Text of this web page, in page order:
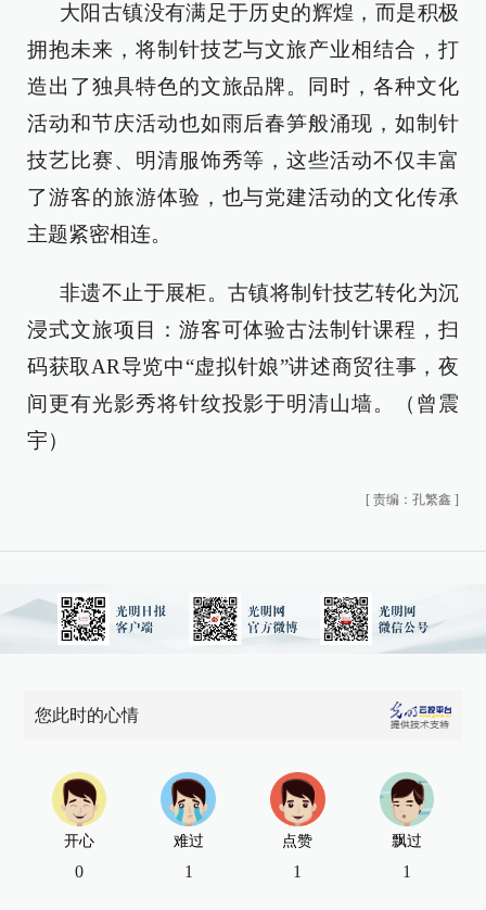
大阳古镇没有满足于历史的辉煌，而是积极
拥抱未来，将制针技艺与文旅产业相结合，打
造出了独具特色的文旅品牌。同时，各种文化
活动和节庆活动也如雨后春笋般涌现，如制针
技艺比赛、明清服饰秀等，这些活动不仅丰富
了游客的旅游体验，也与党建活动的文化传承
主题紧密相连。
非遗不止于展柜。古镇将制针技艺转化为沉
浸式文旅项目：游客可体验古法制针课程，扫
码获取AR导览中“虚拟针娘”讲述商贸往事，夜
间更有光影秀将针纹投影于明清山墙。（曾震
宇）
[ 责编：孔繁鑫 ]
您此时的心情
开心
0
难过
1
点赞
1
飘过
1